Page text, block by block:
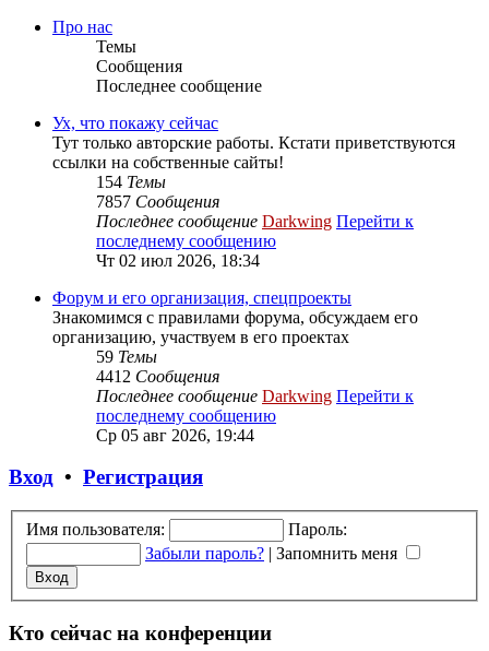
Про нас
Темы
Сообщения
Последнее сообщение
Ух, что покажу сейчас
Тут только авторские работы. Кстати приветствуются
ссылки на собственные сайты!
154 Темы
7857 Сообщения
Последнее сообщение Darkwing Перейти к
последнему сообщению
Чт 02 июл 2026, 18:34
Форум и его организация, спецпроекты
Знакомимся с правилами форума, обсуждаем его
организацию, участвуем в его проектах
59 Темы
4412 Сообщения
Последнее сообщение Darkwing Перейти к
последнему сообщению
Ср 05 авг 2026, 19:44
Вход • Регистрация
Имя пользователя:
Пароль:
Забыли пароль? | Запомнить меня
Кто сейчас на конференции